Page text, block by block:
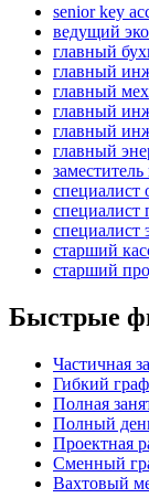
senior key
ведущий
главный
главный
главный
главный
главный
главный
заместитель
специалист
специалист
специалист
старший
старший
Быстрые
Частичная
Гибкий
Полная
Полный
Проектная
Сменный
Вахтовый